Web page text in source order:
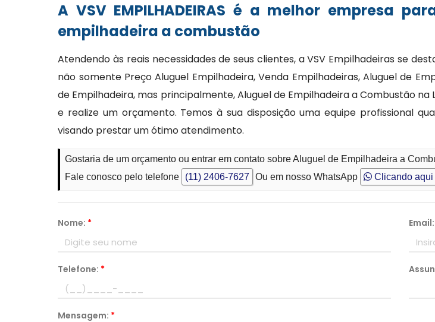
A VSV EMPILHADEIRAS é a melhor empresa
empilhadeira a combustão
Atendendo às reais necessidades de seus clientes, a VSV Empilhadeiras se
não somente Preço Aluguel Empilhadeira, Venda Empilhadeiras, Aluguel de
de Empilhadeira, mas principalmente, Aluguel de Empilhadeira a Combustão
e realize um orçamento. Temos à sua disposição uma equipe profissional
visando prestar um ótimo atendimento.
Gostaria de um orçamento ou entrar em contato sobre Aluguel de Empilhadeira a
Fale conosco pelo telefone
(11) 2406-7627 Ou em nosso WhatsApp Clicando aqui
Nome: * Email:
Telefone: *
Mensagem: *